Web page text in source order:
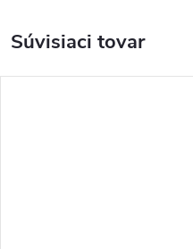
Súvisiaci tovar